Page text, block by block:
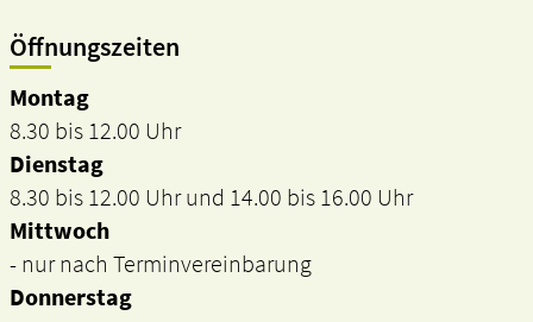
Öffnungszeiten
Montag
8.30 bis 12.00 Uhr
Dienstag
8.30 bis 12.00 Uhr und 14.00 bis 16.00 Uhr
Mittwoch
- nur nach Terminvereinbarung
Donnerstag